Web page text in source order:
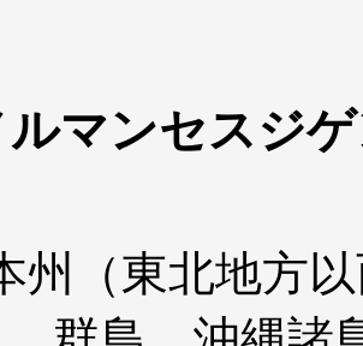
ルマンセスジ
州（東北地方